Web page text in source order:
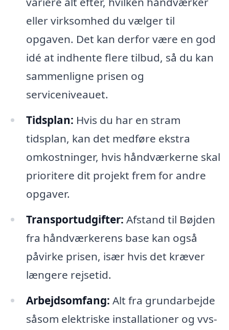
eller virksomhed du vælger til
opgaven. Det kan derfor være en god
idé at indhente flere tilbud, så du kan
sammenligne prisen og
serviceniveauet.
Tidsplan: Hvis du har en stram
tidsplan, kan det medføre ekstra
omkostninger, hvis håndværkerne skal
prioritere dit projekt frem for andre
opgaver.
Transportudgifter: Afstand til Bøjden
fra håndværkerens base kan også
påvirke prisen, især hvis det kræver
længere rejsetid.
Arbejdsomfang: Alt fra grundarbejde
såsom elektriske installationer og vvs-